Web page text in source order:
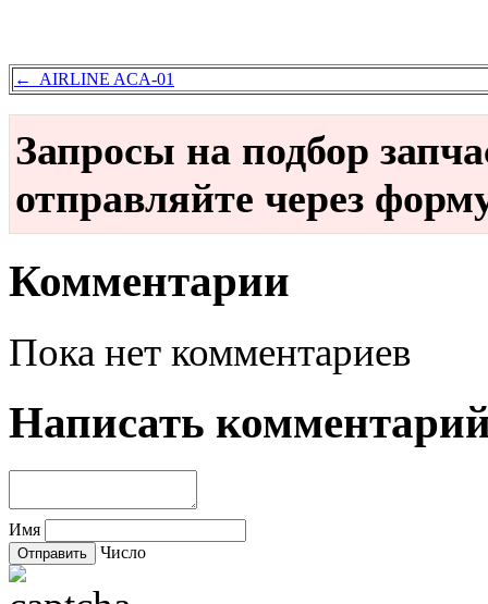
← AIRLINE ACA-01
Запросы на подбор
отправляйте через
Комментарии
Пока нет комментариев
Написать
Имя
Число